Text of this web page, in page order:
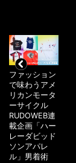
ファッション
で味わうアメ
リカンモータ
ーサイクル
RUDOWEB連
載企画「ハー
レーダビッド
ソンアパレ
ル」男着術